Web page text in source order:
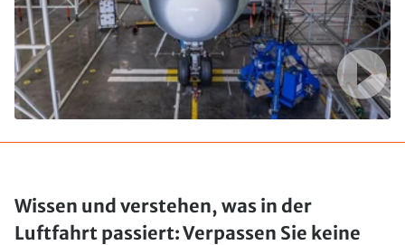
Wissen und verstehen, was in der
Luftfahrt passiert: Verpassen Sie keine